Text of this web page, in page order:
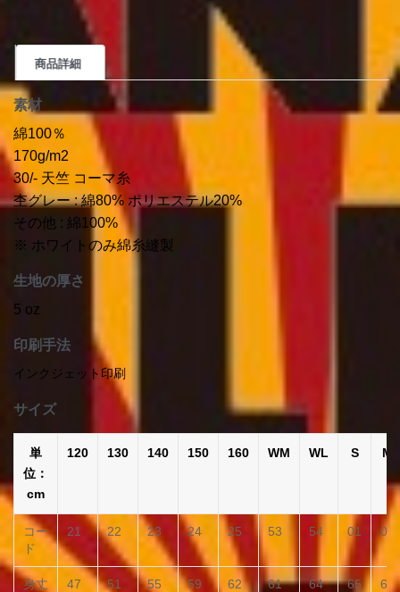
商品詳細
素材
綿100％
170g/m2
30/- 天竺 コーマ糸
杢グレー : 綿80% ポリエステル20%
その他 : 綿100%
※ ホワイトのみ綿糸縫製
生地の厚さ
5 oz
印刷手法
インクジェット印刷
サイズ
単
位：
cm
120 130 140 150 160 WM WL S M
コー
ド
21 22 23 24 25 53 54 01 02
身丈 47 51 55 59 62 61 64 65 68